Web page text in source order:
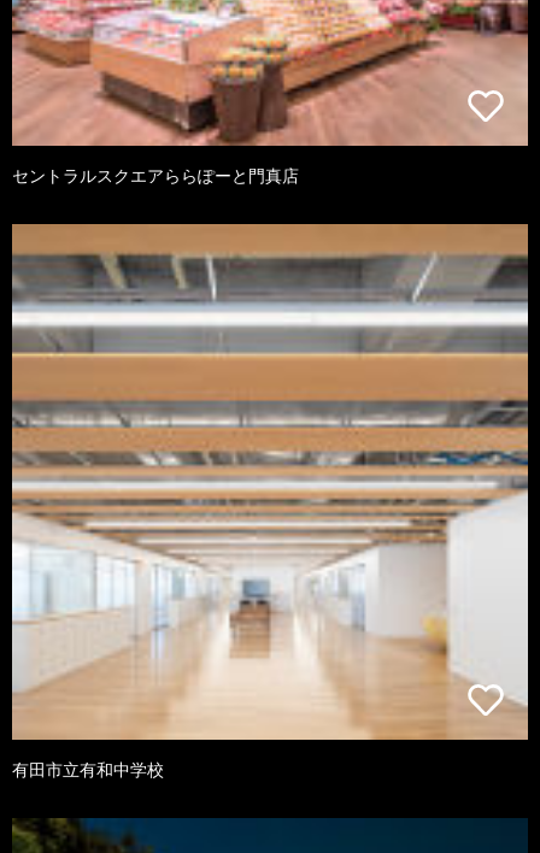
セントラルスクエアららぽーと門真店
有田市立有和中学校